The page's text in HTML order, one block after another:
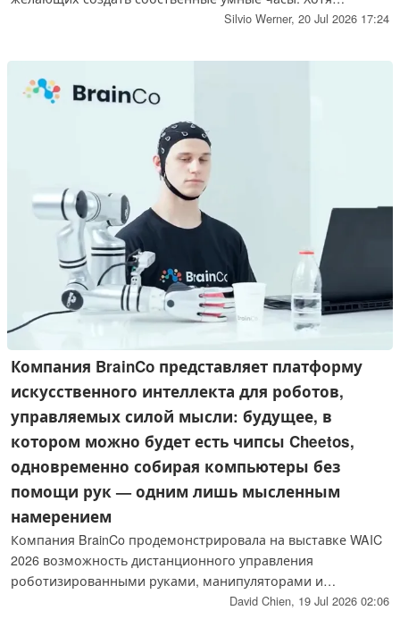
микрофон и динамик встроены в устройство изначально,
отношении некоторых датчиков, связанных со здоровьем
и навигацией.
Silvio Werner, 20 Jul 2026 17:24
Компания BrainCo представляет платформу
искусственного интеллекта для роботов,
управляемых силой мысли: будущее, в
котором можно будет есть чипсы Cheetos,
одновременно собирая компьютеры без
помощи рук — одним лишь мысленным
намерением
Компания BrainCo продемонстрировала на выставке WAIC
2026 возможность дистанционного управления
роботизированными руками, манипуляторами и
гуманоидами с помощью одной лишь мысли благодаря
David Chien, 19 Jul 2026 02:06